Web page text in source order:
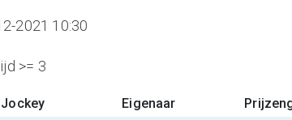
2021 10:30
>= 3
Jockey Eigenaar